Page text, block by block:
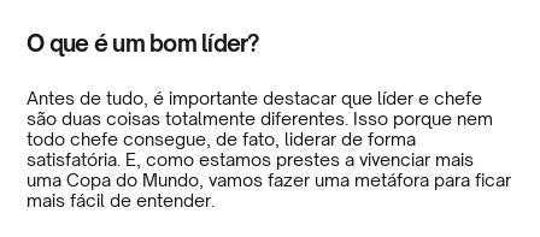
O que é um bom líder?
Antes de tudo, é importante destacar que líder e chefe
são duas coisas totalmente diferentes. Isso porque nem
todo chefe consegue, de fato, liderar de forma
satisfatória. E, como estamos prestes a vivenciar mais
uma Copa do Mundo, vamos fazer uma metáfora para ficar
mais fácil de entender.